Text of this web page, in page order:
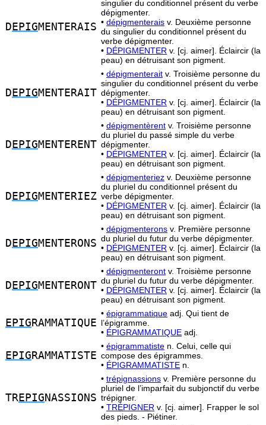
D EPIGMENTERAIS
singulier du conditionnel présent du verbe
dépigmenter.
• dépigmenterais v. Deuxième personne
du singulier du conditionnel présent du
verbe dépigmenter.
• DÉPIGMENTER v. [cj. aimer]. Éclaircir (la
peau) en détruisant son pigment.
D EPIGMENTERAIT
• dépigmenterait v. Troisième personne du
singulier du conditionnel présent du verbe
dépigmenter.
• DÉPIGMENTER v. [cj. aimer]. Éclaircir (la
peau) en détruisant son pigment.
D EPIGMENTERENT
• dépigmentèrent v. Troisième personne
du pluriel du passé simple du verbe
dépigmenter.
• DÉPIGMENTER v. [cj. aimer]. Éclaircir (la
peau) en détruisant son pigment.
D EPIGMENTERIEZ
• dépigmenteriez v. Deuxième personne
du pluriel du conditionnel présent du
verbe dépigmenter.
• DÉPIGMENTER v. [cj. aimer]. Éclaircir (la
peau) en détruisant son pigment.
D EPIGMENTERONS
• dépigmenterons v. Première personne
du pluriel du futur du verbe dépigmenter.
• DÉPIGMENTER v. [cj. aimer]. Éclaircir (la
peau) en détruisant son pigment.
D EPIGMENTERONT
• dépigmenteront v. Troisième personne
du pluriel du futur du verbe dépigmenter.
• DÉPIGMENTER v. [cj. aimer]. Éclaircir (la
peau) en détruisant son pigment.
EPIG RAMMATIQUE
• épigrammatique adj. Qui tient de
l’épigramme.
• ÉPIGRAMMATIQUE adj.
EPIG RAMMATISTE
• épigrammatiste n. Celui, celle qui
compose des épigrammes.
• ÉPIGRAMMATISTE n.
TREPIG NASSIONS
• trépignassions v. Première personne du
pluriel de l’imparfait du subjonctif du verbe
trépigner.
• TRÉPIGNER v. [cj. aimer]. Frapper le sol
des pieds. - Piétiner.